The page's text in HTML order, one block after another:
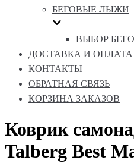
БЕГОВЫЕ ЛЫЖИ
ВЫБОР
ДОСТАВКА И ОПЛАТА
КОНТАКТЫ
ОБРАТНАЯ СВЯЗЬ
КОРЗИНА ЗАКАЗОВ
Коврик
Talberg Best